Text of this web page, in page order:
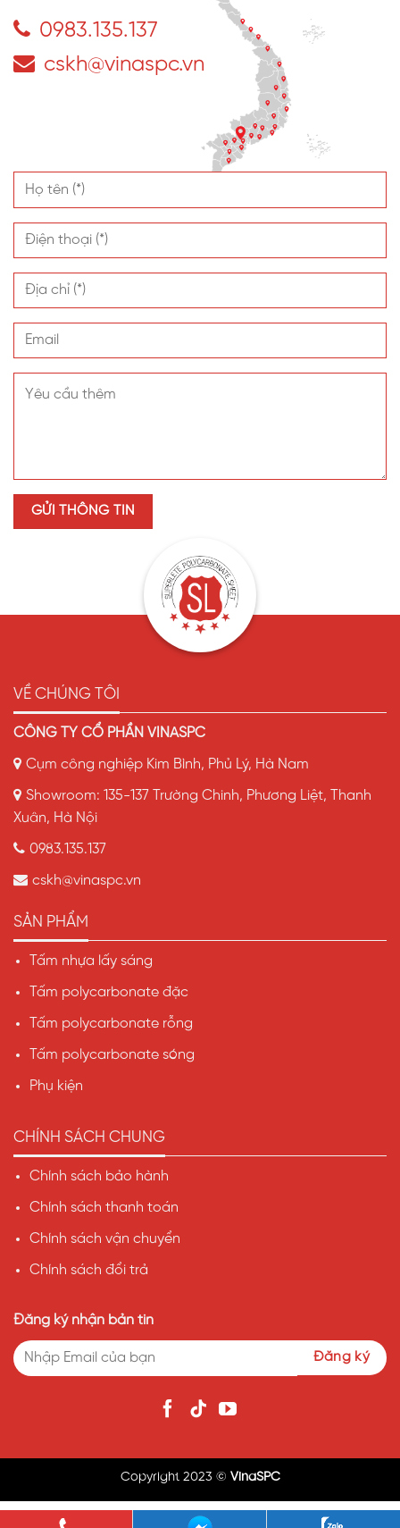
0983.135.137
cskh@vinaspc.vn
VỀ CHÚNG TÔI
CÔNG TY CỔ PHẦN VINASPC
Cụm công nghiệp Kim Bình, Phủ Lý, Hà Nam
Showroom: 135-137 Trường Chinh, Phương Liệt, Thanh
Xuân, Hà Nội
0983.135.137
cskh@vinaspc.vn
SẢN PHẨM
Tấm nhựa lấy sáng
Tấm polycarbonate đặc
Tấm polycarbonate rỗng
Tấm polycarbonate sóng
Phụ kiện
CHÍNH SÁCH CHUNG
Chính sách bảo hành
Chính sách thanh toán
Chính sách vận chuyển
Chính sách đổi trả
Đăng ký nhận bản tin
Copyright 2023 © VinaSPC